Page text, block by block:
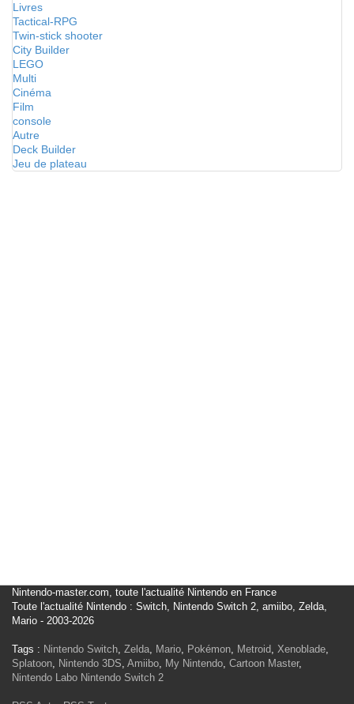
Livres
Tactical-RPG
Twin-stick shooter
City Builder
LEGO
Multi
Cinéma
Film
console
Autre
Deck Builder
Jeu de plateau
Nintendo-master.com, toute l'actualité Nintendo en France
Toute l'actualité Nintendo : Switch, Nintendo Switch 2, amiibo, Zelda,
Mario - 2003-2026
Tags : Nintendo Switch, Zelda, Mario, Pokémon, Metroid, Xenoblade,
Splatoon, Nintendo 3DS, Amiibo, My Nintendo, Cartoon Master,
Nintendo Labo Nintendo Switch 2